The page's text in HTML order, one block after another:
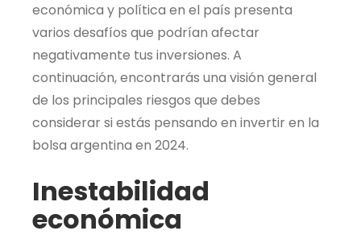
económica y política en el país presenta
varios desafíos que podrían afectar
negativamente tus inversiones. A
continuación, encontrarás una visión general
de los principales riesgos que debes
considerar si estás pensando en invertir en la
bolsa argentina en 2024.
Inestabilidad
económica